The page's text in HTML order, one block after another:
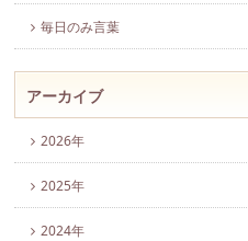
毎日のみ言葉
アーカイブ
2026年
2025年
2024年